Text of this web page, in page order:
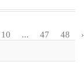
10 ... 47 48 ›